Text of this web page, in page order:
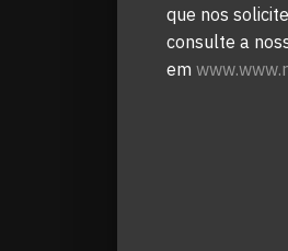
que nos
consulte a
em